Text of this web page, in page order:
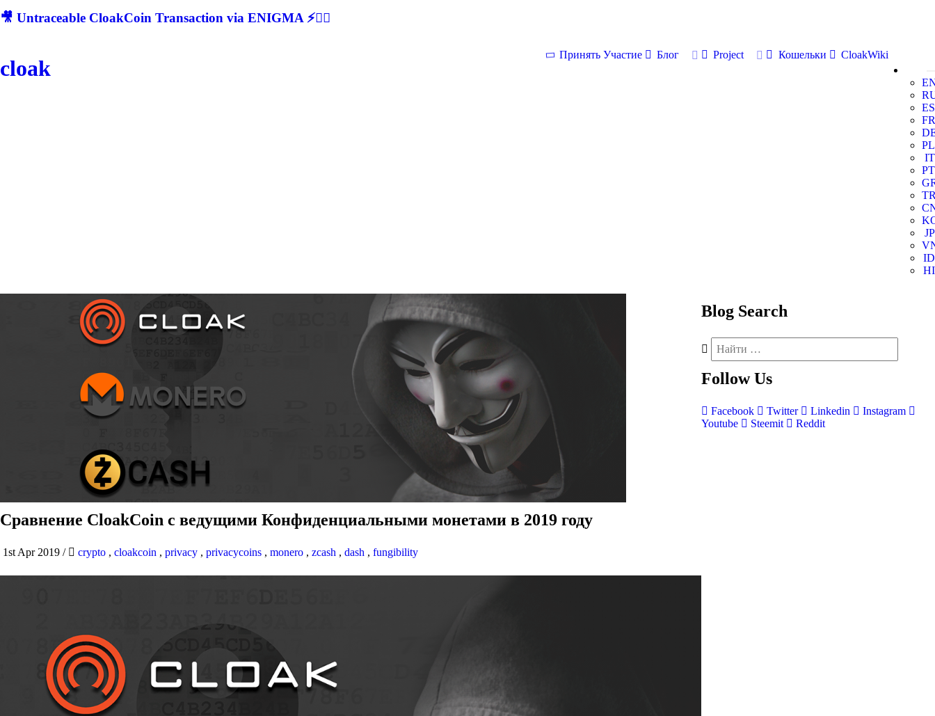
🎥 Untraceable CloakCoin Transaction via ENIGMA ⚡🕵‍♂
cloak
Принять Участие Блог Project Кошельки
CloakWiki
ES
FR
PL
IT
PT
JP
ID
HI
Сравнение CloakCoin с ведущими Конфиденциальными монетами в 2019 году
1st Apr 2019 / crypto , cloakcoin , privacy , privacycoins , monero , zcash , dash , fungibility
Blog Search
Follow Us
Facebook Twitter Linkedin
Instagram
Youtube
Steemit Reddit